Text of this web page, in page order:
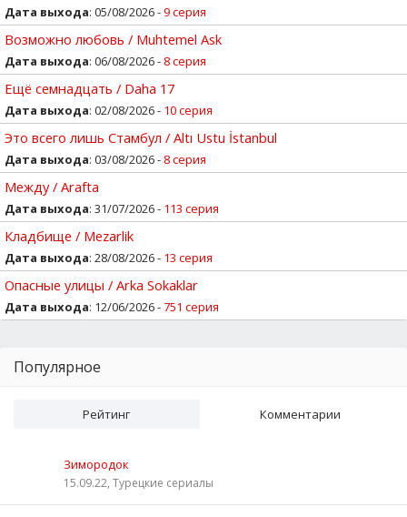
Дата выхода: 05/08/2026 -9 серия
Возможно любовь / Muhtemel Ask
Дата выхода: 06/08/2026 - 8 серия
Ещё семнадцать / Daha 17
Дата выхода: 02/08/2026 - 10 серия
Это всего лишь Стамбул / Altı Ustu İstanbul
Дата выхода: 03/08/2026 - 8 серия
Между / Arafta
Дата выхода: 31/07/2026 - 113 серия
Кладбище / Mezarlik
Дата выхода: 28/08/2026 - 13 серия
Опасные улицы / Arka Sokaklar
Дата выхода: 12/06/2026 -751 серия
Популярное
Рейтинг Комментарии
Зимородок
15.09.22, Турецкие сериалы